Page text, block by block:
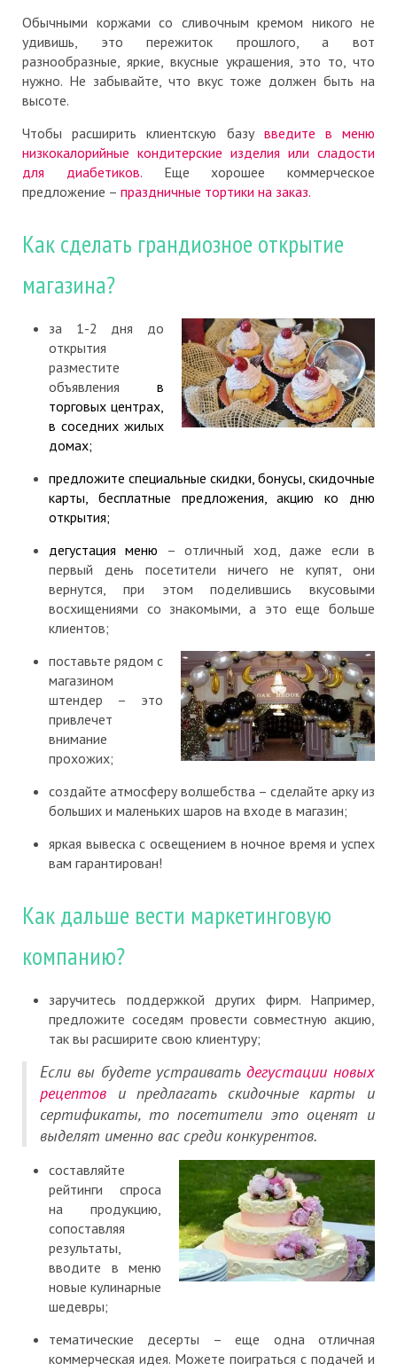
Обычными коржами со сливочным кремом никого не
удивишь, это пережиток прошлого, а вот
разнообразные, яркие, вкусные украшения, это то, что
нужно. Не забывайте, что вкус тоже должен быть на
высоте.
Чтобы расширить клиентскую базу введите в меню
низкокалорийные кондитерские изделия или сладости
для диабетиков.Еще хорошее коммерческое
предложение – праздничные тортики на заказ.
Как сделать грандиозное открытие
магазина?
за 1-2 дня до
открытия
разместите
объявления в
торговых центрах,
в соседних жилых
домах;
предложите специальные скидки, бонусы, скидочные
карты, бесплатные предложения, акцию ко дню
открытия;
дегустация меню – отличный ход, даже если в
первый день посетители ничего не купят, они
вернутся, при этом поделившись вкусовыми
восхищениями со знакомыми, а это еще больше
клиентов;
поставьте рядом с
магазином
штендер – это
привлечет
внимание
прохожих;
создайте атмосферу волшебства – сделайте арку из
больших и маленьких шаров на входе в магазин;
яркая вывеска с освещением в ночное время и успех
вам гарантирован!
Как дальше вести маркетинговую
компанию?
заручитесь поддержкой других фирм. Например,
предложите соседям провести совместную акцию,
так вы расширите свою клиентуру;
Если вы будете устраивать дегустации новых
рецептов и предлагать скидочные карты и
сертификаты, то посетители это оценят и
выделят именно вас среди конкурентов.
составляйте
рейтинги спроса
на продукцию,
сопоставляя
результаты,
вводите в меню
новые кулинарные
шедевры;
тематические десерты – еще одна отличная
коммерческая идея. Можете поиграться с подачей и